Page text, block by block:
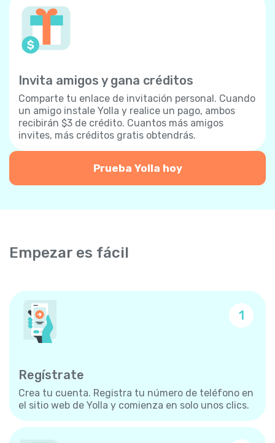
Invita amigos y gana créditos
Comparte tu enlace de invitación personal. Cuando
un amigo instale Yolla y realice un pago, ambos
recibirán $3 de crédito. Cuantos más amigos
invites, más créditos gratis obtendrás.
Prueba Yolla hoy
Empezar es fácil
1
Regístrate
Crea tu cuenta. Registra tu número de teléfono en
el sitio web de Yolla y comienza en solo unos clics.